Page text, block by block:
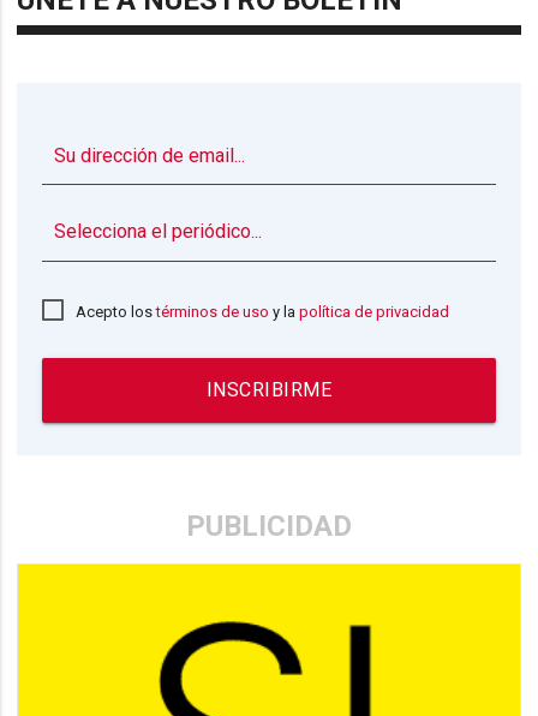
Acepto lostérminos de uso y lapolítica de privacidad
INSCRIBIRME
PUBLICIDAD